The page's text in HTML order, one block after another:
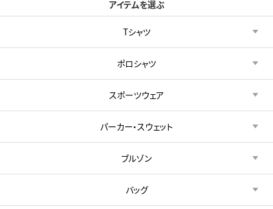
アイテムを選ぶ
Tシャツ
ポロシャツ
スポーツウェア
パーカー・スウェット
ブルゾン
バッグ